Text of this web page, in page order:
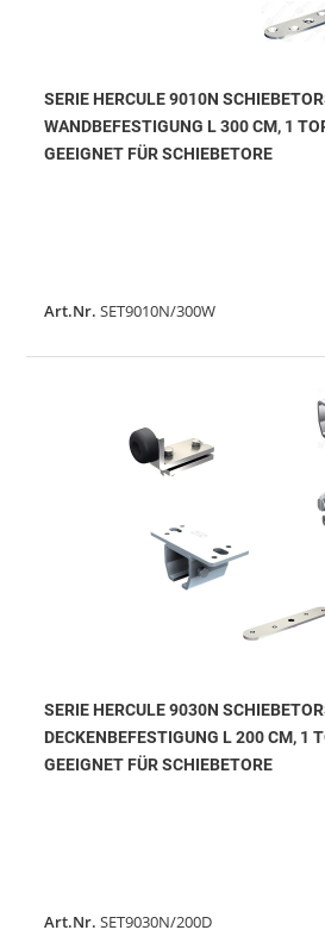
SERIE HERCULE 9010N
WANDBEFESTIGUNG L 300 CM, 1
GEEIGNET FÜR SCHIEBETORE
Art.Nr. SET9010N/300W
SERIE HERCULE 9030N
DECKENBEFESTIGUNG L 200 CM, 1
GEEIGNET FÜR SCHIEBETORE
Art.Nr. SET9030N/200D